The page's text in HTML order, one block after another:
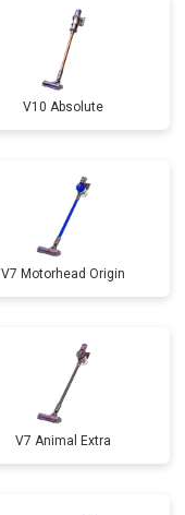
V10 Absolute
V7 Motorhead Origin
V7 Animal Extra